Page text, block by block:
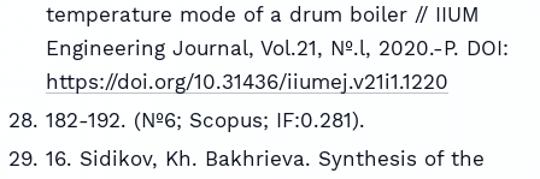
temperature mode of a drum boiler // IIUM
Engineering Journal, Vol.21, №.l, 2020.-P. DOI:
https://doi.org/10.31436/iiumej.v21i1.1220
182-192. (№6; Scopus; IF:0.281).
16. Sidikov, Kh. Bakhrieva. Synthesis of the